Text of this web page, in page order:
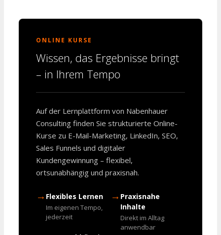
ONLINE KURSE
Wissen, das Ergebnisse bringt
– in Ihrem Tempo
Auf der Lernplattform von Nabenhauer
Consulting finden Sie strukturierte Online-
Kurse zu E-Mail-Marketing, LinkedIn, SEO,
Sales Funnels und digitaler
Kundengewinnung – flexibel,
ortsunabhängig und praxisnah.
→ Flexibles Lernen
Im eigenen Tempo,
jederzeit
→ Praxisnahe
Inhalte
Direkt im Alltag
anwendbar